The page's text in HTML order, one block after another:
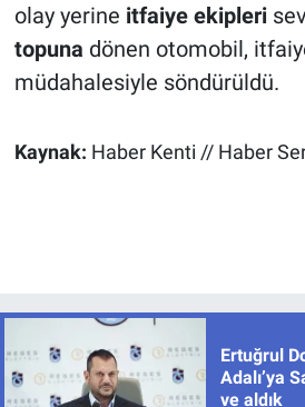
olay yerine itfaiye ekipleri
topuna dönen otomobil,
müdahalesiyle söndürüldü.
Kaynak: Haber Kenti // Haber
Ertuğrul
Adalı’ya
ve aldık